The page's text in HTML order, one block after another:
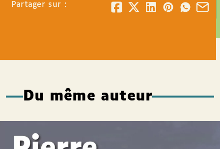
Partager sur :
Du même auteur